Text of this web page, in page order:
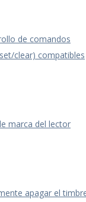
de comandos
clear) compatibles
marca del lector
apagar el